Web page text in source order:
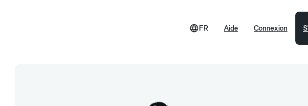
Aide
FR Connexion